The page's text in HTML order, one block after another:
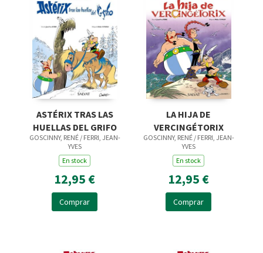
ASTÉRIX TRAS LAS
HUELLAS DEL GRIFO
GOSCINNY, RENÉ / FERRI, JEAN-
YVES
En stock
12,95 €
Comprar
LA HIJA DE
VERCINGÉTORIX
GOSCINNY, RENÉ / FERRI, JEAN-
YVES
En stock
12,95 €
Comprar